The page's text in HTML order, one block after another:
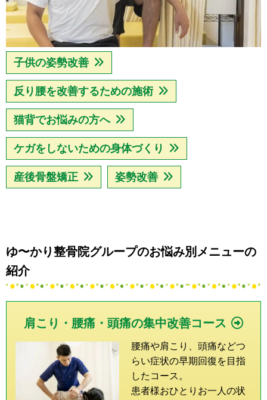
子供の姿勢改善
反り腰を改善するための施術
猫背でお悩みの方へ
ケガをしないための身体づくり
産後骨盤矯正 姿勢改善
ゆ〜かり整骨院グループのお悩み別メニューの
紹介
肩こり・腰痛・頭痛の集中改善コース
腰痛や肩こり、頭痛などつ
らい症状の早期回復を目指
したコース。
患者様おひとりお一人の状